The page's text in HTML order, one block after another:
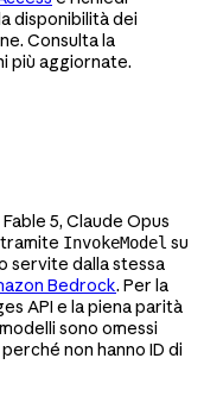
disponibilità dei
Consulta la
più aggiornate.
5, Claude Opus
InvokeModel su
servite dalla stessa
Bedrock. Per la
API e la piena parità
sono omessi
non hanno ID di